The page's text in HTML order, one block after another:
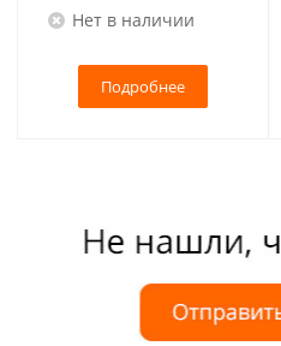
Нет в наличии
Подробнее